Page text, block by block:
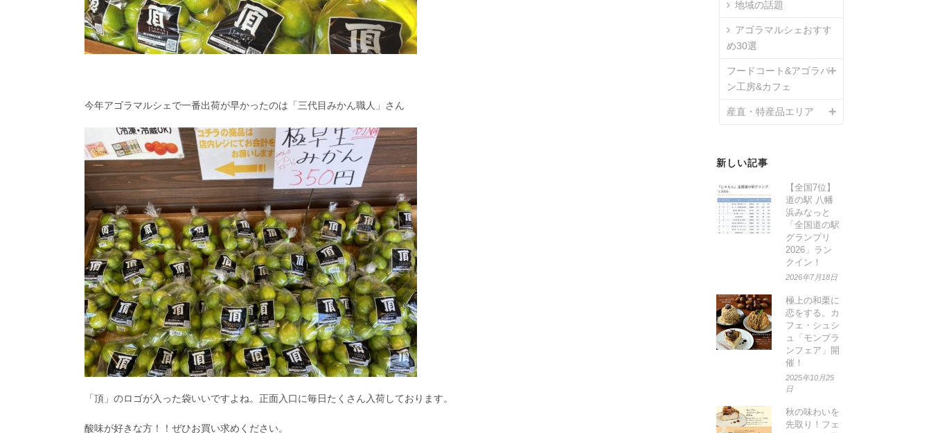
今年アゴラマルシェで一番出荷が早かったのは「三代目みかん職人」さん
「頂」のロゴが入った袋いいですよね。正面入口に毎日たくさん入荷しております。
酸味が好きな方！！ぜひお買い求めください。
地域の話題
アゴラマルシェおすす
め30選
フードコート&アゴラパ
ン工房&カフェ
産直・特産品エリア
新しい記事
【全国7位】
道の駅 八幡
浜みなっと
「全国道の駅
グランプリ
2026」ラン
クイン！
2026年7月18日
極上の和栗に
恋をする。カ
フェ・シュシ
ュ「モンブラ
ンフェア」開
催！
2025年10月25
日
秋の味わいを
先取り！フェ